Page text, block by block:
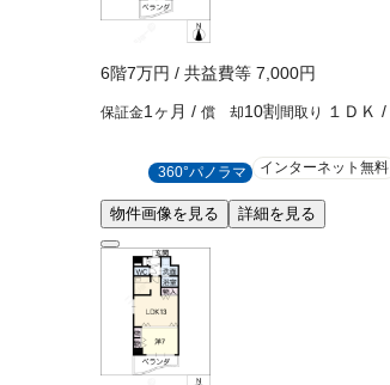
6階7万円 / 共益費等 7,000円
保証金1ヶ月 / 償 却10割 間取り １ＤＫ /
360°パノラマ インターネット無料
物件画像を見る 詳細を見る